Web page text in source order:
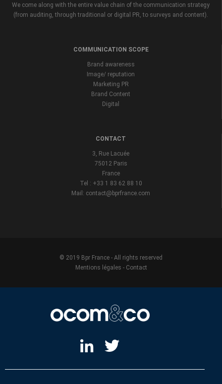
We come along with the entire value chain of the communication strategy
(from auditing, through traditional or digital PR, to surveys and content).
COMMUNICATION SCOPE
Brand awareness
Image/ reputation
Marketing PR
Brand Content
Digital
CONTACT
3, Rue Lacuée
75012 Paris
France
Tel : +33 1 83 62 88 10
Mail: contact@bprfrance.com
© 2019 Bpr France - All rights reserved
Mentions légales - Contact